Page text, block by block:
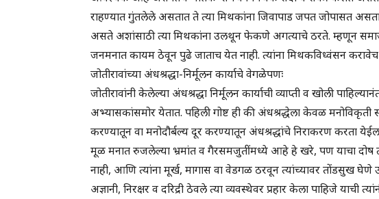
राहण्यात गुंतलेले असतात ते त्या मिथकांना जिवापाड जपत जोपासत
असते अशांसाठी त्या मिथकांना उलथून फेकणे अगत्याचे ठरते. म्हणून
जनमनात कायम ठेवून पुढे जाताच येत नाही. त्यांना मिथकविध्वंसन
जोतीरावांच्या अंधश्रद्धा-निर्मूलन कार्याचे वेगळेपणः
जोतीरावांनी केलेल्या अंधश्रद्धा निर्मूलन कार्याची व्याप्ती व खोली
अभ्यासकांसमोर येतात. पहिली गोष्ट ही की अंधश्रद्धेला केवळ
करण्यातून वा मनोदौर्बल्य दूर करण्यातून अंधश्रद्धांचे निराकरण करता
मूळ मनात रुजलेल्या भ्रमांत व गैरसमजुतींमध्ये आहे हे खरे, पण याचा दोष
नाही, आणि त्यांना मूर्ख, मागास वा वेडगळ ठरवून त्यांच्यावर तोंडसुख घेणे
अज्ञानी, निरक्षर व दरिद्री ठेवले त्या व्यवस्थेवर प्रहार केला पाहिजे याची